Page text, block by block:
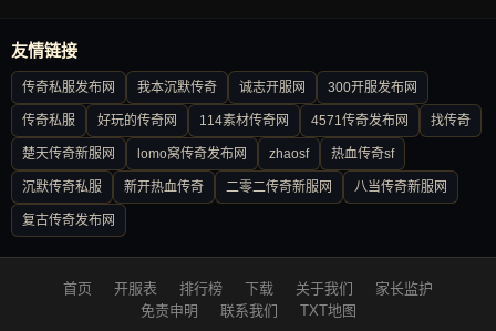
友情链接
传奇私服发布网 我本沉默传奇 诚志开服网 300开服发布网
传奇私服 好玩的传奇网 114素材传奇网 4571传奇发布网 找传奇
楚天传奇新服网 lomo窝传奇发布网 zhaosf 热血传奇sf
沉默传奇私服 新开热血传奇 二零二传奇新服网 八当传奇新服网
复古传奇发布网
首页 开服表 排行榜 下载 关于我们
家长监护
免责申明
联系我们 TXT地图